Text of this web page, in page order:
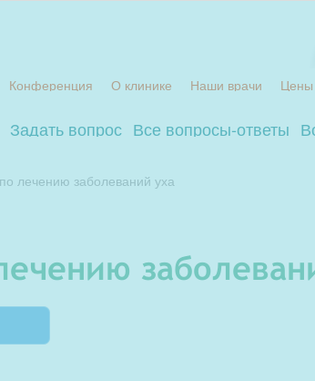
Конференция О клинике Наши врачи Цены
Задать вопрос Все вопросы-ответы
лечению заболеваний уха